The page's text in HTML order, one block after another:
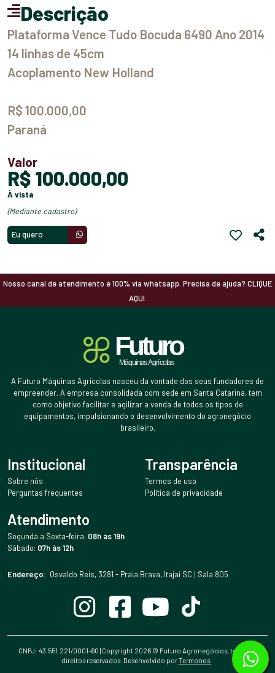
Descrição
Plataforma Vence Tudo Bocuda 6490 Ano 2014
14 linhas de 45cm
Acoplamento New Holland
R$ 100.000,00
Paraná
Valor
R$ 100.000,00
à vista
(mediante cadastro)
Eu quero
Nosso canal de atendimento é 100% via whatsapp. Precisa de ajuda? CLIQUE
AQUI.
A Futuro Máquinas Agrícolas nasceu da vontade dos seus fundadores de
empreender. A empresa consolidada com sede em Santa Catarina, tem
como objetivo facilitar e agilizar a venda de todos os tipos de
equipamentos, impulsionando o desenvolvimento do agronegócio
brasileiro.
Institucional
Sobre nós
Perguntas frequentes
Transparência
Termos de uso
Política de privacidade
Atendimento
Segunda a Sexta-feira: 08h às 19h
Sábado: 07h às 12h
Endereço: Osvaldo Reis, 3281 - Praia Brava, Itajaí SC | Sala 805
CNPJ: 43.551.221/0001-60 | Copyright 2026© Futuro Agronegócios, todos os
direitos reservados. Desenvolvido por Termonos.